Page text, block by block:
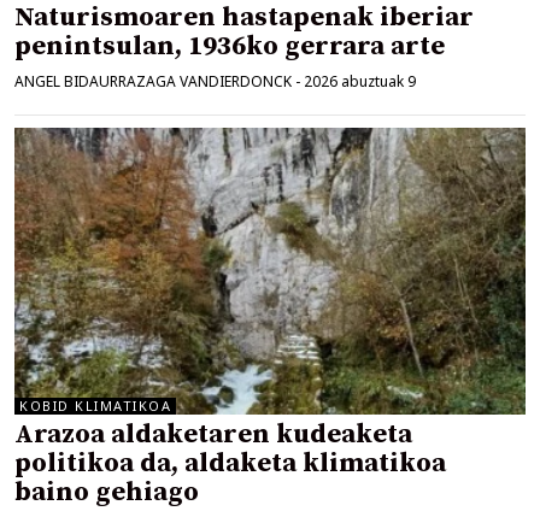
Naturismoaren hastapenak iberiar
penintsulan, 1936ko gerrara arte
ANGEL BIDAURRAZAGA VANDIERDONCK - 2026 abuztuak 9
KOBID KLIMATIKOA
Arazoa aldaketaren kudeaketa
politikoa da, aldaketa klimatikoa
baino gehiago